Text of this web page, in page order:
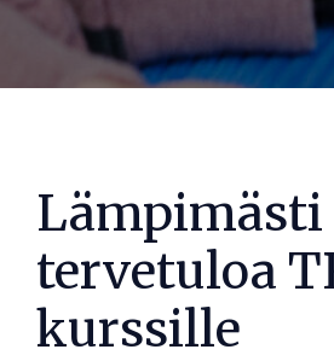
Lämpimästi
tervetuloa
kurssille